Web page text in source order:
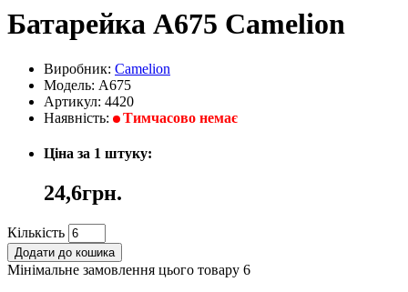
Батарейка A675 Camelion
Виробник: Camelion
Модель: A675
Артикул: 4420
Наявність:
Тимчасово немає
Ціна за 1 штуку:
24,6грн.
Кількість
Додати до кошика
Мінімальне замовлення цього товару 6